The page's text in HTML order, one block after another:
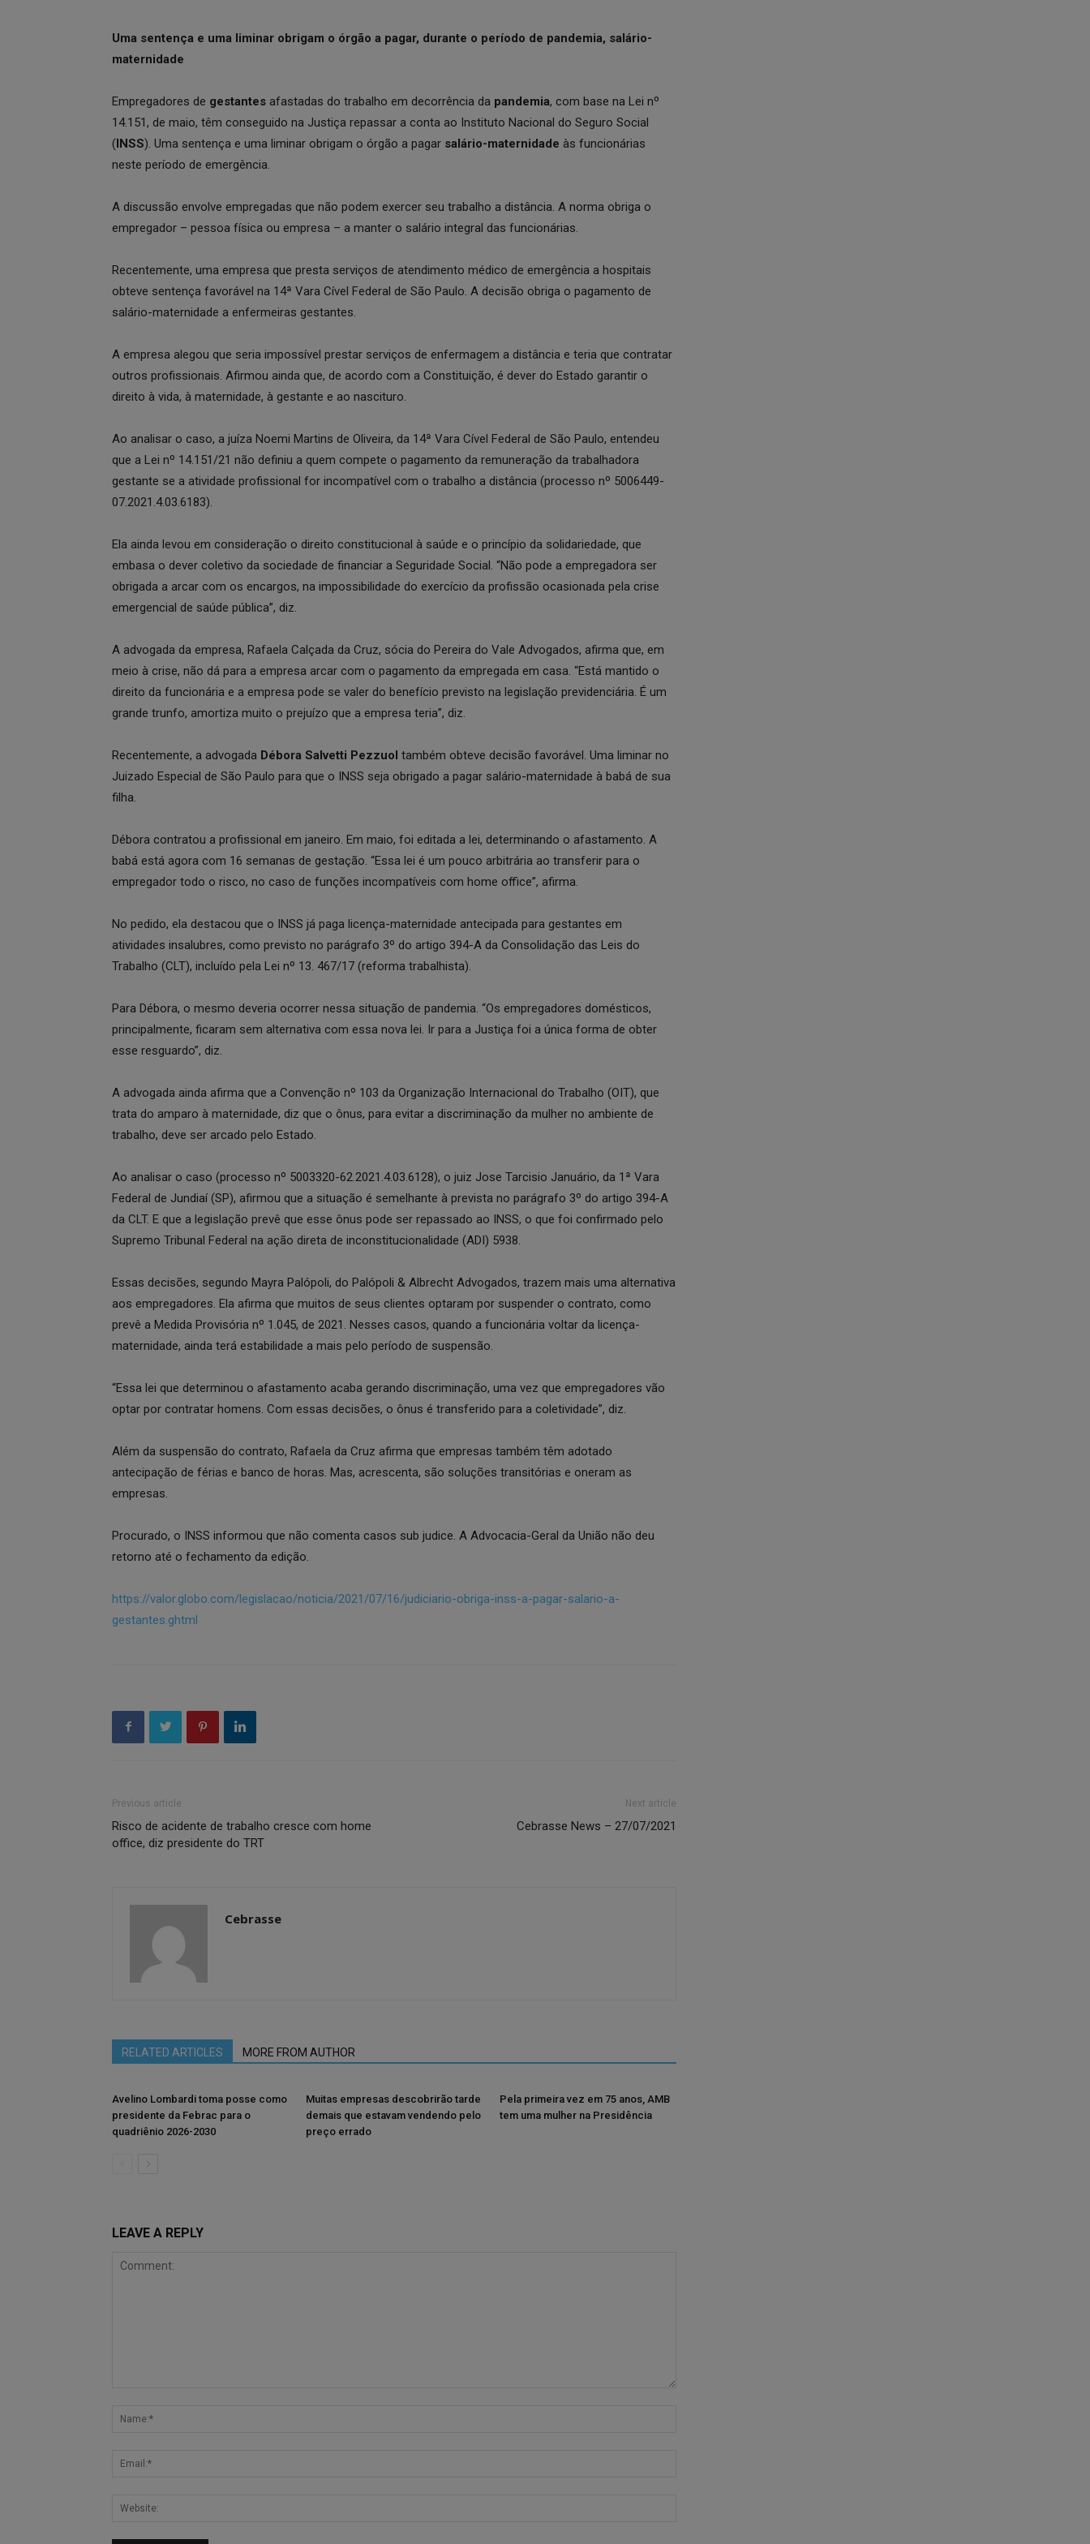
Uma sentença e uma liminar obrigam o órgão a pagar, durante o período de pandemia, salário-
maternidade
Empregadores de gestantes afastadas do trabalho em decorrência da pandemia, com base na Lei nº
14.151, de maio, têm conseguido na Justiça repassar a conta ao Instituto Nacional do Seguro Social
(INSS). Uma sentença e uma liminar obrigam o órgão a pagar salário-maternidade às funcionárias
neste período de emergência.
A discussão envolve empregadas que não podem exercer seu trabalho a distância. A norma obriga o
empregador – pessoa física ou empresa – a manter o salário integral das funcionárias.
Recentemente, uma empresa que presta serviços de atendimento médico de emergência a hospitais
obteve sentença favorável na 14ª Vara Cível Federal de São Paulo. A decisão obriga o pagamento de
salário-maternidade a enfermeiras gestantes.
A empresa alegou que seria impossível prestar serviços de enfermagem a distância e teria que contratar
outros profissionais. Afirmou ainda que, de acordo com a Constituição, é dever do Estado garantir o
direito à vida, à maternidade, à gestante e ao nascituro.
Ao analisar o caso, a juíza Noemi Martins de Oliveira, da 14ª Vara Cível Federal de São Paulo, entendeu
que a Lei nº 14.151/21 não definiu a quem compete o pagamento da remuneração da trabalhadora
gestante se a atividade profissional for incompatível com o trabalho a distância (processo nº 5006449-
07.2021.4.03.6183).
Ela ainda levou em consideração o direito constitucional à saúde e o princípio da solidariedade, que
embasa o dever coletivo da sociedade de financiar a Seguridade Social. “Não pode a empregadora ser
obrigada a arcar com os encargos, na impossibilidade do exercício da profissão ocasionada pela crise
emergencial de saúde pública”, diz.
A advogada da empresa, Rafaela Calçada da Cruz, sócia do Pereira do Vale Advogados, afirma que, em
meio à crise, não dá para a empresa arcar com o pagamento da empregada em casa. “Está mantido o
direito da funcionária e a empresa pode se valer do benefício previsto na legislação previdenciária. É um
grande trunfo, amortiza muito o prejuízo que a empresa teria”, diz.
Recentemente, a advogada Débora Salvetti Pezzuol também obteve decisão favorável. Uma liminar no
Juizado Especial de São Paulo para que o INSS seja obrigado a pagar salário-maternidade à babá de sua
filha.
Débora contratou a profissional em janeiro. Em maio, foi editada a lei, determinando o afastamento. A
babá está agora com 16 semanas de gestação. “Essa lei é um pouco arbitrária ao transferir para o
empregador todo o risco, no caso de funções incompatíveis com home office”, afirma.
No pedido, ela destacou que o INSS já paga licença-maternidade antecipada para gestantes em
atividades insalubres, como previsto no parágrafo 3º do artigo 394-A da Consolidação das Leis do
Trabalho (CLT), incluído pela Lei nº 13. 467/17 (reforma trabalhista).
Para Débora, o mesmo deveria ocorrer nessa situação de pandemia. “Os empregadores domésticos,
principalmente, ficaram sem alternativa com essa nova lei. Ir para a Justiça foi a única forma de obter
esse resguardo”, diz.
A advogada ainda afirma que a Convenção nº 103 da Organização Internacional do Trabalho (OIT), que
trata do amparo à maternidade, diz que o ônus, para evitar a discriminação da mulher no ambiente de
trabalho, deve ser arcado pelo Estado.
Ao analisar o caso (processo nº 5003320-62.2021.4.03.6128), o juiz Jose Tarcisio Januário, da 1ª Vara
Federal de Jundiaí (SP), afirmou que a situação é semelhante à prevista no parágrafo 3º do artigo 394-A
da CLT. E que a legislação prevê que esse ônus pode ser repassado ao INSS, o que foi confirmado pelo
Supremo Tribunal Federal na ação direta de inconstitucionalidade (ADI) 5938.
Essas decisões, segundo Mayra Palópoli, do Palópoli & Albrecht Advogados, trazem mais uma alternativa
aos empregadores. Ela afirma que muitos de seus clientes optaram por suspender o contrato, como
prevê a Medida Provisória nº 1.045, de 2021. Nesses casos, quando a funcionária voltar da licença-
maternidade, ainda terá estabilidade a mais pelo período de suspensão.
“Essa lei que determinou o afastamento acaba gerando discriminação, uma vez que empregadores vão
optar por contratar homens. Com essas decisões, o ônus é transferido para a coletividade”, diz.
Além da suspensão do contrato, Rafaela da Cruz afirma que empresas também têm adotado
antecipação de férias e banco de horas. Mas, acrescenta, são soluções transitórias e oneram as
empresas.
Procurado, o INSS informou que não comenta casos sub judice. A Advocacia-Geral da União não deu
retorno até o fechamento da edição.
https://valor.globo.com/legislacao/noticia/2021/07/16/judiciario-obriga-inss-a-pagar-salario-a-
gestantes.ghtml
Previous article
Risco de acidente de trabalho cresce com home
office, diz presidente do TRT
Next article
Cebrasse News – 27/07/2021
Cebrasse
RELATED ARTICLES MORE FROM AUTHOR
Avelino Lombardi toma posse como
presidente da Febrac para o
quadriênio 2026-2030
Muitas empresas descobrirão tarde
demais que estavam vendendo pelo
preço errado
Pela primeira vez em 75 anos, AMB
tem uma mulher na Presidência
LEAVE A REPLY